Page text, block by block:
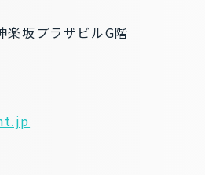
坂プラザビルG階